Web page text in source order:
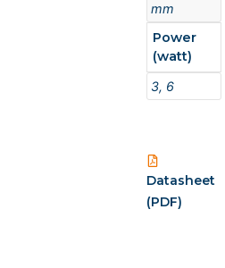
mm
Power
(watt)
3, 6
Datasheet
(PDF)